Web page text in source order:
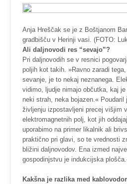
Anja Hreščak se je z Boštjanom
gradbišču v Herinji vasi. (FOTO:
Ali daljnovodi res “sevajo”?
Pri daljnovodih se v resnici
poljih kot takih. »Ravno zaradi
sevanje, je to nekaj neznanega.
vidimo, ljudje nimajo občutka, kaj
neki strah, neka bojazen.«
življenju izpostavljeni precej višjim
elektromagnetnih polj, kot jih
uporabimo na primer likalnik ali
praktično pri glavi, so te vrednosti
bližini daljnovodov. Ena izmed
gospodinjstvu je indukcijska
Kakšna je razlika med